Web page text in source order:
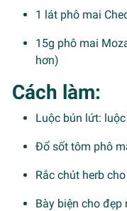
1 lát phô mai
15g phô mai
hơn)
Cách làm:
Luộc bún lứt:
Đổ sốt tôm phô
Rắc chút herb
Bày biện cho